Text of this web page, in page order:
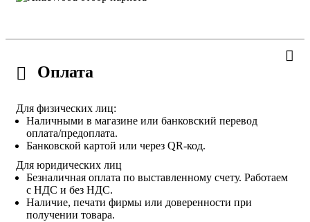
Оплата
Для физических лиц:
Наличными в магазине или банковский перевод
оплата/предоплата.
Банковской картой или через QR-код.
Для юридических лиц
Безналичная оплата по выставленному счету. Работаем
с НДС и без НДС.
Наличие, печати фирмы или доверенности при
получении товара.